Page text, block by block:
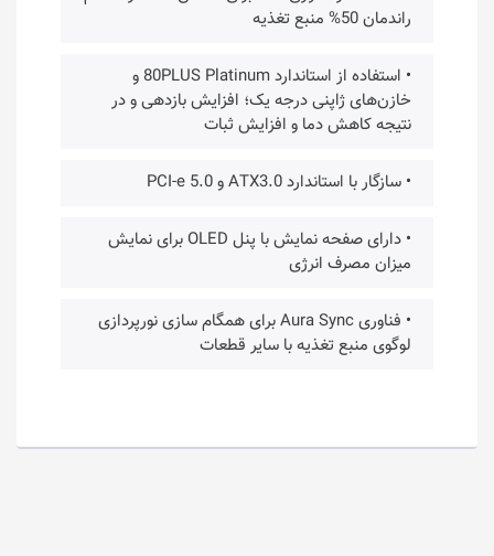
راندمان 50% منبع تغذیه
• استفاده از استاندارد 80PLUS Platinum و
خازن‌های ژاپنی درجه یک؛ افزایش بازدهی و در
نتیجه کاهش دما و افزایش ثبات
• سازگار با استاندارد ATX3.0 و PCI-e 5.0
• دارای صفحه نمایش با پنل OLED برای نمایش
میزان مصرف انرژی
• فناوری Aura Sync برای همگام سازی نورپردازی
لوگوی منبع تغذیه با سایر قطعات